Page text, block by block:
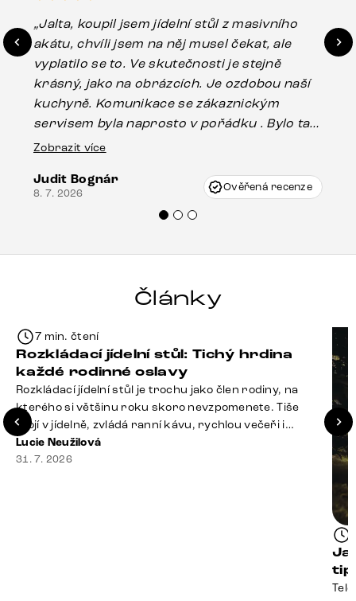
„Jalta, koupil jsem jídelní stůl z masivního
akátu, chvíli jsem na něj musel čekat, ale
vyplatilo se to. Ve skutečnosti je stejně
krásný, jako na obrázcích. Je ozdobou naší
kuchyně. Komunikace se zákaznickým
servisem byla naprosto v pořádku . Bylo tam
drobné poškození u nohy stolu, které mohlo
Vincze mi velmi korektně vyšli vstříc.
Doporučuji produkty Delife všem.“
Zobrazit více
Judit Bognár
8. 7. 2026 Ověřená recenze
Články
7 min. čtení
Rozkládací jídelní stůl: Tichý hrdina
každé rodinné oslavy
Rozkládací jídelní stůl je trochu jako člen rodiny, na
kterého si většinu roku skoro nevzpomenete. Tiše
stojí v jídelně, zvládá ranní kávu, rychlou večeři i
hromadu dopisů, které je potřeba „někdy vyřídit“. Pak
ale přijdou Vánoce, narozeniny nebo zpráva: „Stavíme
Lucie Neužilová
31. 7. 2026